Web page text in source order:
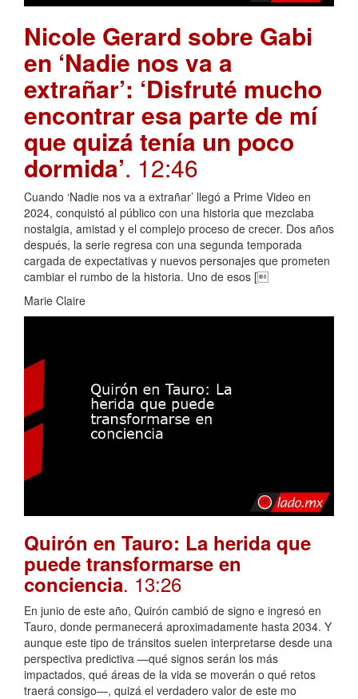
Nicole Gerard sobre Gabi
en ‘Nadie nos va a
extrañar’: ‘Disfruté mucho
encontrar esa parte de mí
que quizá tenía un poco
dormida’. 12:46
Cuando ‘Nadie nos va a extrañar’ llegó a Prime Video en
2024, conquistó al público con una historia que mezclaba
nostalgia, amistad y el complejo proceso de crecer. Dos años
después, la serie regresa con una segunda temporada
cargada de expectativas y nuevos personajes que prometen
cambiar el rumbo de la historia. Uno de esos [
Marie Claire
Quirón en Tauro: La herida que
puede transformarse en
conciencia. 13:26
En junio de este año, Quirón cambió de signo e ingresó en
Tauro, donde permanecerá aproximadamente hasta 2034. Y
aunque este tipo de tránsitos suelen interpretarse desde una
perspectiva predictiva —qué signos serán los más
impactados, qué áreas de la vida se moverán o qué retos
traerá consigo—, quizá el verdadero valor de este mo